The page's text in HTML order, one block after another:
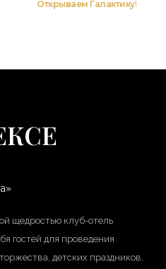
Открываем Галактику!
щедростью клуб-отель
гостей для проведения
детских праздников,